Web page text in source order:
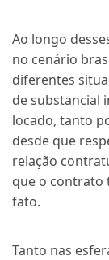
Ao longo
no cenário
diferentes
de substancial
locado, tanto
desde que
relação
que o contrato
fato.
Tanto nas